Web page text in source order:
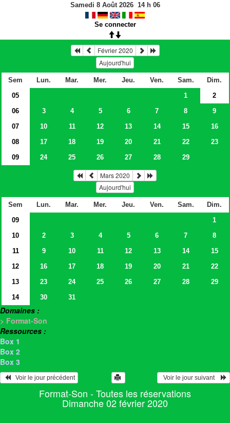
Samedi 8 Août 2026 14h 06
Se connecter
Février 2020
Aujourd'hui
Sem Lun. Mar. Mer. Jeu. Ven. Sam.
Dim.
05
1
2
06
3 4 5 6 7 8
9
07
10 11 12 13 14 15
16
08
17 18 19 20 21 22
23
09
24 25 26 27 28 29
Mars 2020
Aujourd'hui
Sem Lun. Mar. Mer. Jeu. Ven. Sam.
Dim.
09
1
10
2 3 4 5 6 7
8
11
9 10 11 12 13 14
15
12
16 17 18 19 20 21
22
13
23 24 25 26 27 28
29
14
30 31
Domaines :
> Format-Son
Ressources :
Box 1
Box 2
Box 3
   Voir le jour précédent
  Voir le jour suivant
Format-Son - Toutes les réservations
Dimanche 02 février 2020